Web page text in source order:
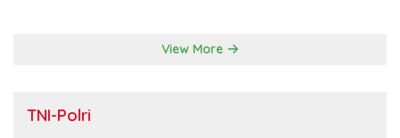
View More
TNI-Polri